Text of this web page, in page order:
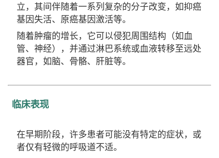
立，其间伴随着一系列复杂的分子改变，如抑癌
基因失活、原癌基因激活等。
随着肿瘤的增长，它可以侵犯周围结构（如血
管、神经），并通过淋巴系统或血液转移至远处
器官，如脑、骨骼、肝脏等。
临床表现
在早期阶段，许多患者可能没有特定的症状，或
者仅有轻微的呼吸道不适。